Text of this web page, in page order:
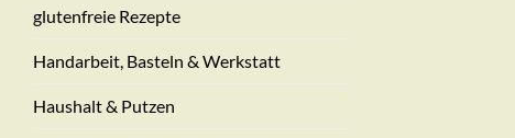
glutenfreie Rezepte
Handarbeit, Basteln & Werkstatt
Haushalt & Putzen